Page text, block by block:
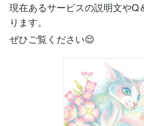
現在あるサービスの説明文やQ
ります。
ぜひご覧ください😌